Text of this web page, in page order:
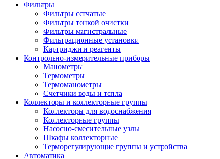
Фильтры
Фильтры сетчатые
Фильтры тонкой очистки
Фильтры магистральные
Фильтрационные установки
Картриджи и реагенты
Контрольно-измерительные приборы
Манометры
Термометры
Термоманометры
Счетчики воды и тепла
Коллекторы и коллекторные группы
Коллекторы для водоснабжения
Коллекторные группы
Насосно-смесительные узлы
Шкафы коллекторные
Терморегулирующие группы и устройства
Автоматика